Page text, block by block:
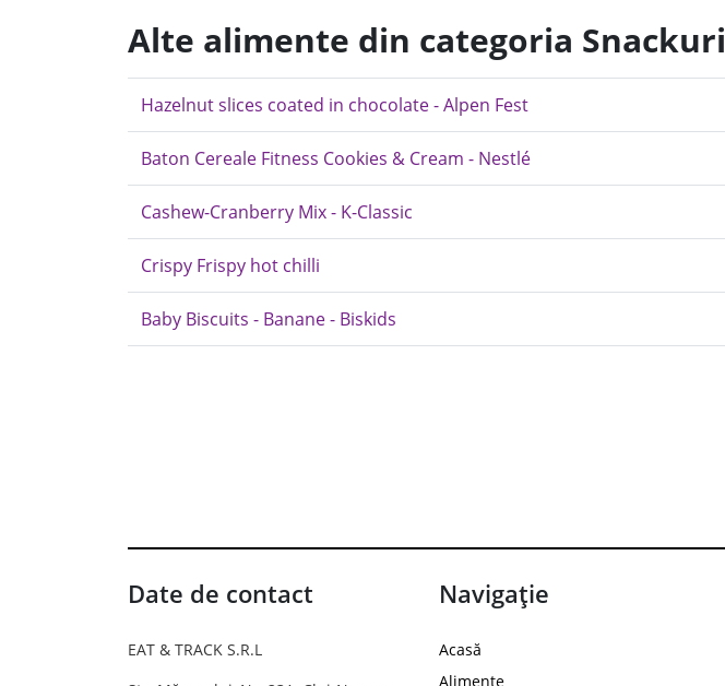
Alte alimente din categoria Snackuri
Hazelnut slices coated in chocolate - Alpen Fest
Baton Cereale Fitness Cookies & Cream - Nestlé
Cashew-Cranberry Mix - K-Classic
Crispy Frispy hot chilli
Baby Biscuits - Banane - Biskids
Date de contact
EAT & TRACK S.R.L
Navigație
Acasă
Alimente